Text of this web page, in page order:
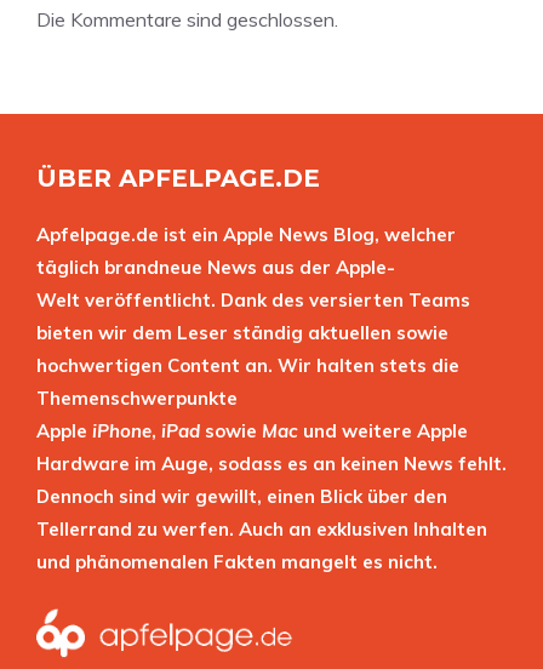
Die Kommentare sind geschlossen.
ÜBER APFELPAGE.DE
Apfelpage.de ist ein Apple News Blog, welcher
täglich brandneue News aus der Apple-
Welt veröffentlicht. Dank des versierten Teams
bieten wir dem Leser ständig aktuellen sowie
hochwertigen Content an. Wir halten stets die
Themenschwerpunkte
Apple iPhone, iPad sowie Mac und weitere Apple
Hardware im Auge, sodass es an keinen News fehlt.
Dennoch sind wir gewillt, einen Blick über den
Tellerrand zu werfen. Auch an exklusiven Inhalten
und phänomenalen Fakten mangelt es nicht.